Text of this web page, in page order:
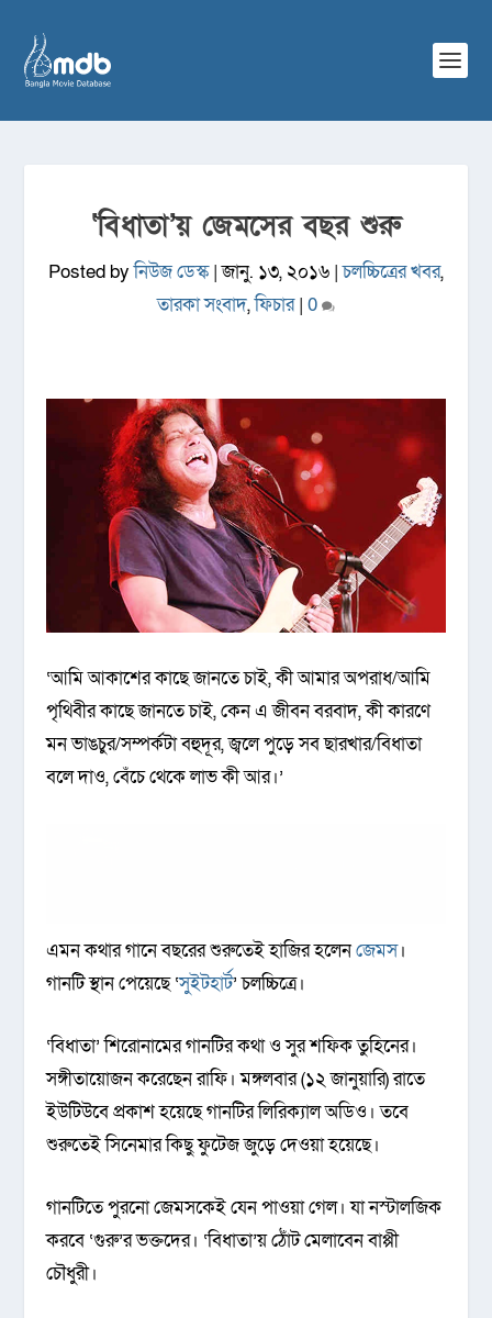
‘বিধাতা’য় জেমসের বছর শুরু
Posted byনিউজ ডেস্ক|জানু. ১৩, ২০১৬ |চলচ্চিত্রের খবর,
তারকা সংবাদ,ফিচার| 0
‘আমি আকাশের কাছে জানতে চাই, কী আমার অপরাধ/আমি
পৃথিবীর কাছে জানতে চাই, কেন এ জীবন বরবাদ, কী কারণে
মন ভাঙচুর/সম্পর্কটা বহুদূর, জ্বলে পুড়ে সব ছারখার/বিধাতা
বলে দাও, বেঁচে থেকে লাভ কী আর।’
এমন কথার গানে বছরের শুরুতেই হাজির হলেনজেমস।
গানটি স্থান পেয়েছে ‘সুইটহার্ট’ চলচ্চিত্রে।
‘বিধাতা’ শিরোনামের গানটির কথা ও সুর শফিক তুহিনের।
সঙ্গীতায়োজন করেছেন রাফি। মঙ্গলবার (১২ জানুয়ারি) রাতে
ইউটিউবে প্রকাশ হয়েছে গানটির লিরিক্যাল অডিও। তবে
শুরুতেই সিনেমার কিছু ফুটেজ জুড়ে দেওয়া হয়েছে।
গানটিতে পুরনো জেমসকেই যেন পাওয়া গেল। যা নস্টালজিক
করবে ‘গুরু’র ভক্তদের। ‌‘বিধাতা’য় ঠোঁট মেলাবেন বাপ্পী
চৌধুরী।